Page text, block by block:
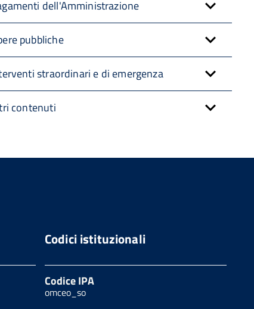
dell'Amministrazione
pubbliche
straordinari e di emergenza
contenuti
Codici istituzionali
Codice IPA
omceo_so